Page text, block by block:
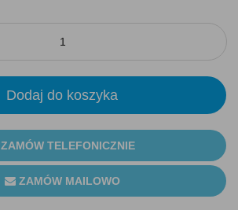
Dodaj do koszyka
ZAMÓW TELEFONICZNIE
ZAMÓW MAILOWO